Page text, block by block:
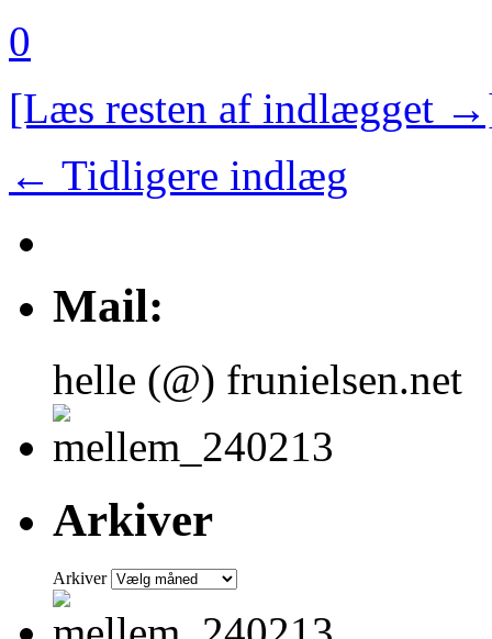
0
[Læs resten af indlægget
← Tidligere indlæg
Mail:
helle (@) frunielsen.net
Arkiver
Arkiver